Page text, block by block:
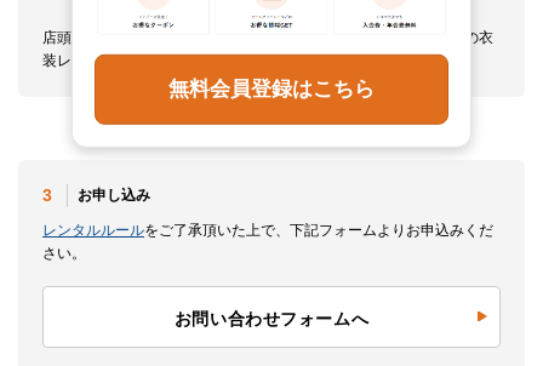
店頭での衣装レンタルをご希望の方はお申し込みの際に「店頭での衣
装レンタル」をお選びください。
3 お申し込み
レンタルルールをご了承頂いた上で、下記フォームよりお申込みくだ
さい。
お問い合わせフォームへ
無料会員登録はこちら